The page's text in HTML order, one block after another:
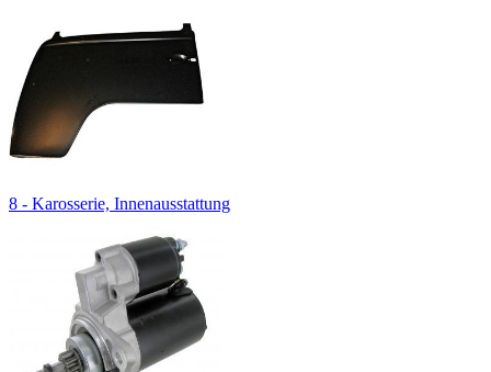
8 - Karosserie, Innenausstattung